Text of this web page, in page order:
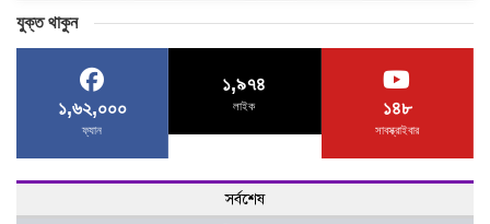
যুক্ত থাকুন
১,৬২,০০০
ফ্যান
১,৯৭৪
লাইক ১৪৮
সাবস্ক্রাইবার
সর্বশেষ